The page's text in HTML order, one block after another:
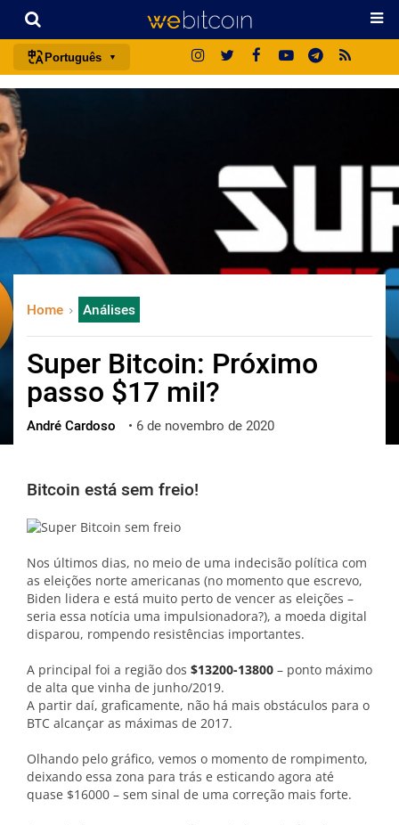
Português
italiano
deutsch
русский
العربية
ไทย
ქართული
vietnamese
Home Análises
Super Bitcoin: Próximo
passo $17 mil?
André Cardoso • 6 de novembro de 2020
Bitcoin está sem freio!
Nos últimos dias, no meio de uma indecisão política com
as eleições norte americanas (no momento que escrevo,
Biden lidera e está muito perto de vencer as eleições –
seria essa notícia uma impulsionadora?), a moeda digital
disparou, rompendo resistências importantes.
A principal foi a região dos $13200-13800 – ponto máximo
de alta que vinha de junho/2019.
A partir daí, graficamente, não há mais obstáculos para o
BTC alcançar as máximas de 2017.
Olhando pelo gráfico, vemos o momento de rompimento,
deixando essa zona para trás e esticando agora até
quase $16000 – sem sinal de uma correção mais forte.